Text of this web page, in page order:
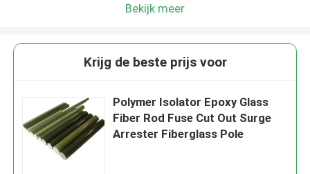
Bekijk meer
Krijg de beste prijs voor
Polymer Isolator Epoxy Glass
Fiber Rod Fuse Cut Out Surge
Arrester Fiberglass Pole